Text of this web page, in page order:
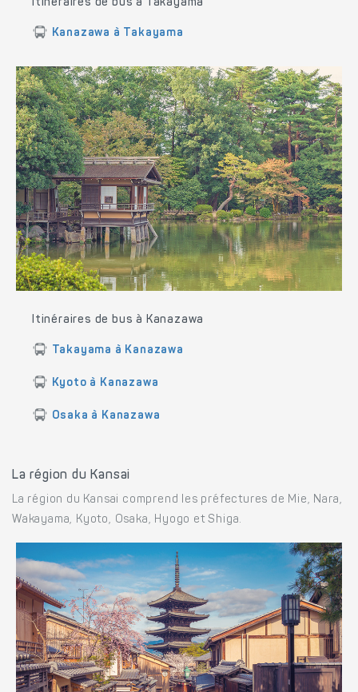
Itinéraires de bus à Takayama
Kanazawa à Takayama
Itinéraires de bus à Kanazawa
Takayama à Kanazawa
Kyoto à Kanazawa
Osaka à Kanazawa
La région du Kansai
La région du Kansai comprend les préfectures de Mie, Nara,
Wakayama, Kyoto, Osaka, Hyogo et Shiga.